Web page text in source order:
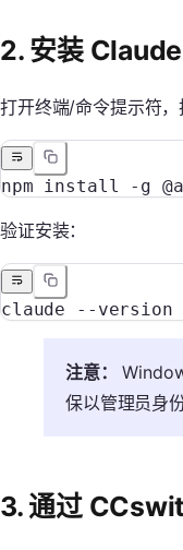
2. 安装
打开终端/命令提示符，
npm install -g
验证安装：
claude --version
注意：
保以管理员身
3. 通过